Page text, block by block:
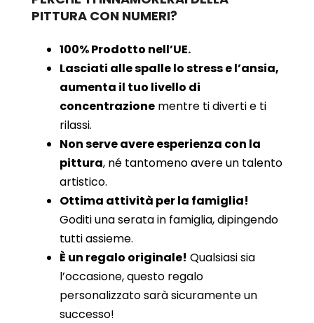
PITTURA CON NUMERI?
100% Prodotto nell’UE.
Lasciati alle spalle lo stress e l’ansia,
aumenta il tuo livello di
concentrazione mentre ti diverti e ti
rilassi.
Non serve avere esperienza con la
pittura, né tantomeno avere un talento
artistico.
Ottima attività per la famiglia!
Goditi una serata in famiglia, dipingendo
tutti assieme.
È un regalo originale! Qualsiasi sia
l’occasione, questo regalo
personalizzato sarà sicuramente un
successo!